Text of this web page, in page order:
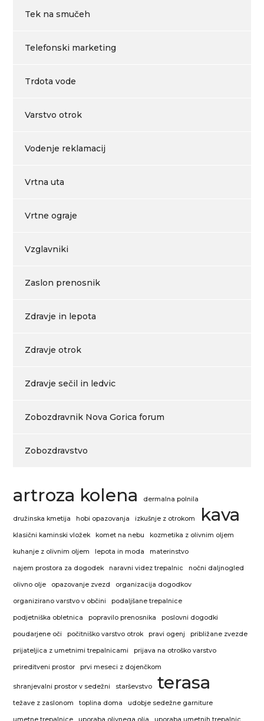
Tek na smučeh
Telefonski marketing
Trdota vode
Varstvo otrok
Vodenje reklamacij
Vrtna uta
Vrtne ograje
Vzglavniki
Zaslon prenosnik
Zdravje in lepota
Zdravje otrok
Zdravje sečil in ledvic
Zobozdravnik Nova Gorica forum
Zobozdravstvo
artroza kolena dermalna polnila
družinska kmetija hobi opazovanja izkušnje z otrokom kava
klasični kaminski vložek komet na nebu kozmetika z olivnim oljem
kuhanje z olivnim oljem lepota in moda materinstvo
najem prostora za dogodek naravni videz trepalnic nočni daljnogled
olivno olje opazovanje zvezd organizacija dogodkov
organizirano varstvo v občini podaljšane trepalnice
podjetniška obletnica popravilo prenosnika poslovni dogodki
poudarjene oči počitniško varstvo otrok pravi ogenj približane zvezde
prijateljica z umetnimi trepalnicami prijava na otroško varstvo
prireditveni prostor prvi meseci z dojenčkom
shranjevalni prostor v sedežni starševstvo terasa
težave z zaslonom toplina doma udobje sedežne garniture
umetne trepalnice uporaba olivnega olja uporaba umetnih trepalnic